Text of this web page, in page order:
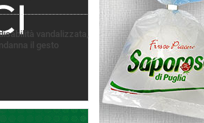
vandalizzata,
il gesto